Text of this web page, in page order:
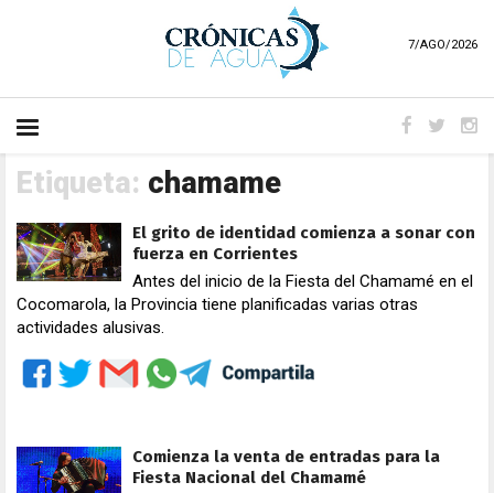
7/AGO/2026
Etiqueta: chamame
El grito de identidad comienza a sonar con
fuerza en Corrientes
Antes del inicio de la Fiesta del Chamamé en el
Cocomarola, la Provincia tiene planificadas varias otras
actividades alusivas.
Comienza la venta de entradas para la
Fiesta Nacional del Chamamé